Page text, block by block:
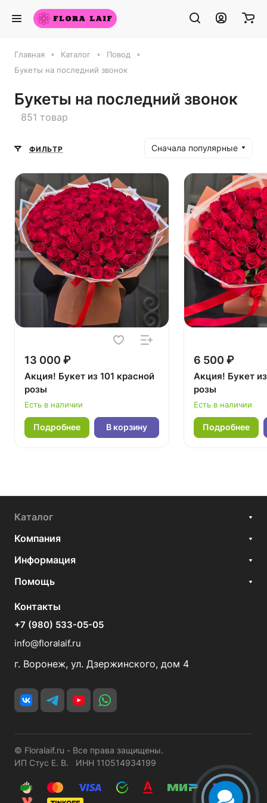
Главная Каталог
Повод
Букеты на последний звонок
Букеты на последний звонок
851 товар
ФИЛЬТР Сначала популярные
13 000 ₽
Акция! Букет из 101 красной
розы
Есть в наличии
Подробнее В корзину
6 500 ₽
Акция! Букет
розы
Есть в наличии
Подробнее
Каталог
Компания
Информация
Помощь
Контакты
+7 (980) 533-05-05
info@floralaif.ru
г. Воронеж, ул. Дзержинского, дом 4
© Floralaif.ru - Все права защищены.
ИП Стус Е. В. ИНН 110514934199